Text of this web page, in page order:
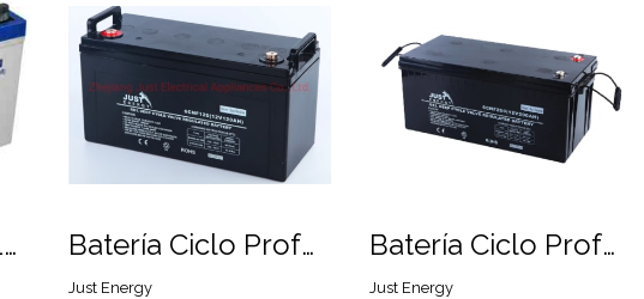
Batería Ultracell 100Ah 12V AGM Ciclo Profundo Batería Ciclo Profundo 120Ah 12V GEL Just
Just Energy
Batería Ciclo Profundo 250Ah 12V GEL Just
Just Energy